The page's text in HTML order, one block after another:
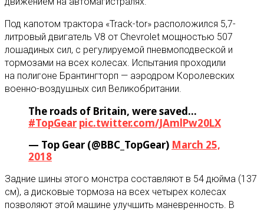
Под капотом трактора «Track-tor» расположился 5,7-
литровый двигатель V8 от Chevrolet мощностью 507
лошадиных сил, с регулируемой пневмоподвеской и
тормозами на всех колесах. Испытания проходили
на полигоне Брантингторп — аэродром Королевских
военно-воздушных сил Великобритании.
The roads of Britain, were saved…
#TopGear pic.twitter.com/JAmlPw20LX
— Top Gear (@BBC_TopGear) March 25,
2018
Задние шины этого монстра составляют в 54 дюйма (137
см), а дисковые тормоза на всех четырех колесах
позволяют этой машине улучшить маневренность. В